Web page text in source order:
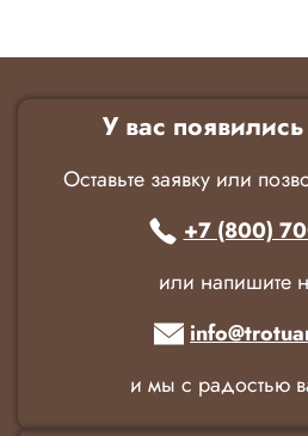
У вас
Оставьте заявку или
+7 (800)
или напишите
и мы с радостью